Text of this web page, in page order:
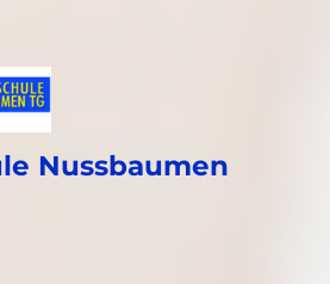
Nussbaumen